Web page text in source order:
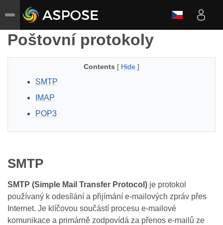
Poštovní protokoly
Contents [ Hide ]
SMTP
IMAP
POP3
SMTP
SMTP (Simple Mail Transfer Protocol) je protokol
používaný k odesílání a přijímání e‑mailových zpráv přes
Internet. Je klíčovou součástí procesu e‑mailové
komunikace a primárně zodpovídá za přenos e‑mailů ze